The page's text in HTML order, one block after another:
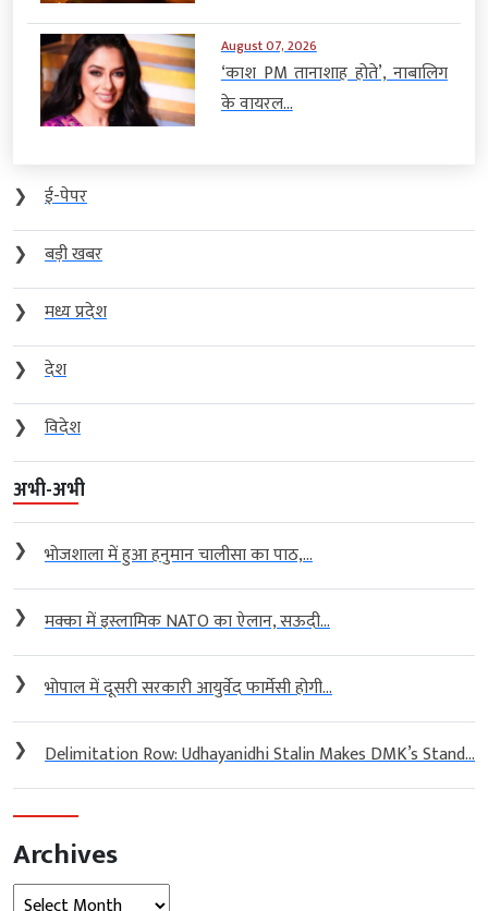
August 07, 2026
‘काश PM तानाशाह होते’, नाबालिग
के वायरल...
❯
ई-पेपर
❯
बड़ी खबर
❯
मध्य प्रदेश
❯
देश
❯
विदेश
अभी-अभी
❯ भोजशाला में हुआ हनुमान चालीसा का पाठ,...
❯ मक्का में इस्लामिक NATO का ऐलान, सऊदी...
❯ भोपाल में दूसरी सरकारी आयुर्वेद फार्मेसी होगी...
❯ Delimitation Row: Udhayanidhi Stalin Makes DMK’s Stand...
Archives
Archives